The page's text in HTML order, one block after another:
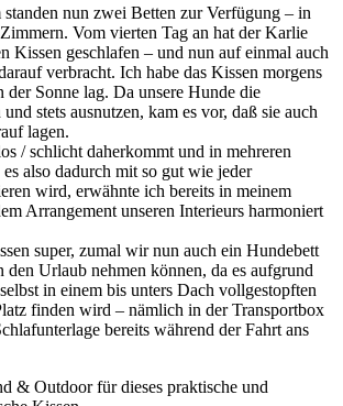
nun zwei Betten zur Verfügung – in
Vom vierten Tag an hat der Karlie
Kissen geschlafen – und nun auf einmal auch
verbracht. Ich habe das Kissen morgens
der Sonne lag. Da unsere Hunde die
stets ausnutzen, kam es vor, daß sie auch
lagen.
/ schlicht daherkommt und in mehreren
also dadurch mit so gut wie jeder
wird, erwähnte ich bereits in meinem
Arrangement unseren Interieurs harmoniert
super, zumal wir nun auch ein Hundebett
den Urlaub nehmen können, da es aufgrund
in einem bis unters Dach vollgestopften
finden wird – nämlich in der Transportbox
bereits während der Fahrt ans
& Outdoor für dieses praktische und